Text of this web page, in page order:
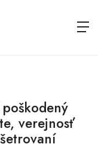
verejnosť